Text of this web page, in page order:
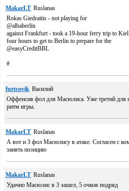
MakarLT Ruslanas
Rokas Giedraitis - not playing for
@albaberlin
against Frankfurt - took a 19-hour ferry trip to
four hours to get to Berlin to prepare for the
@easyCreditBBL
#
furtcovik Василий
Оффенсив фол для Масюлиса. Уже третий для
ритм игры.
MakarLT Ruslanas
А вот и 3 фол Масюлису в атаке. Согласен с
занять позицию
MakarLT Ruslanas
Удачно Масюлис в 3 зашел, 5 очков подряд